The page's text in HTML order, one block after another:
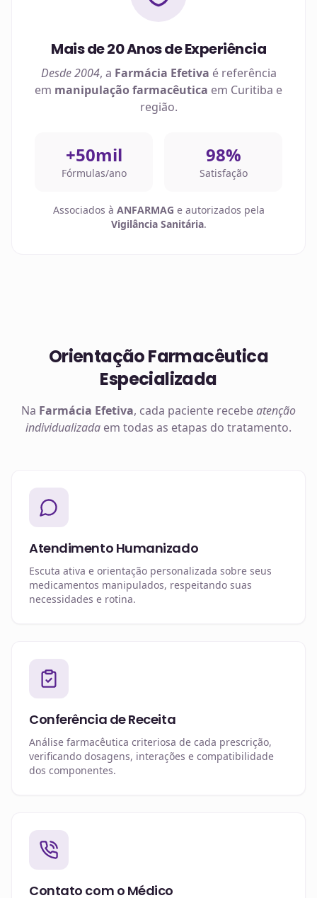
Mais de 20 Anos de Experiência
Desde 2004, a Farmácia Efetiva é referência
em manipulação farmacêutica em Curitiba e
região.
+50mil
Fórmulas/ano
98%
Satisfação
Associados à ANFARMAG e autorizados pela
Vigilância Sanitária.
Orientação Farmacêutica
Especializada
Na Farmácia Efetiva, cada paciente recebeatenção
individualizada em todas as etapas do tratamento.
Atendimento Humanizado
Escuta ativa e orientação personalizada sobre seus
medicamentos manipulados, respeitando suas
necessidades e rotina.
Conferência de Receita
Análise farmacêutica criteriosa de cada prescrição,
verificando dosagens, interações e compatibilidade
dos componentes.
Contato com o Médico